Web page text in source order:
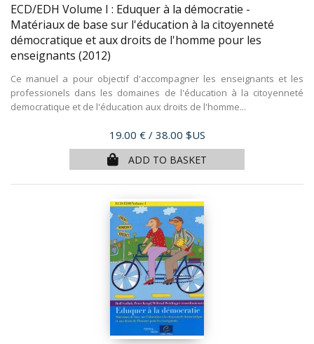
ECD/EDH Volume I : Eduquer à la démocratie -
Matériaux de base sur l'éducation à la citoyenneté
démocratique et aux droits de l'homme pour les
enseignants (2012)
Ce manuel a pour objectif d'accompagner les enseignants et les
professionels dans les domaines de l'éducation à la citoyenneté
democratique et de l'éducation aux droits de l'homme...
Price
19.00 € / 38.00 $US
ADD TO BASKET